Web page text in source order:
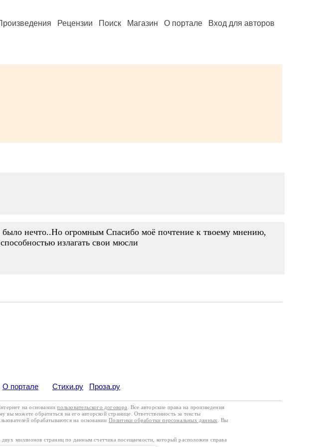
Рецензии Поиск Магазин О портале Вход для авторов
нечто..Но огромным Спасибо моё почтение к твоему мнению,
излагать свои мюсли
О портале Стихи.ру Проза.ру
на основаниипользовательского договора
. Все авторские права на произведения
вы можете обратиться на его авторской странице. Ответственность за тексты
обрабатываются на основании Политики обработки персональных данных
. Вы
миллионов страниц по данным счетчика посещаемости, который расположен справа